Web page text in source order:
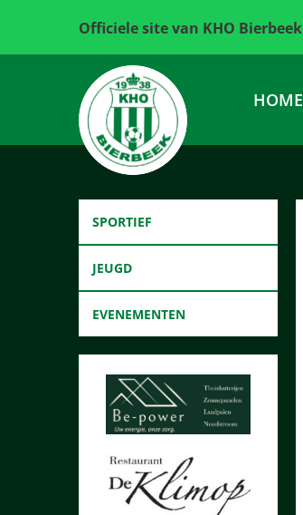
Officiele site van KHO Bierbeek
HOME
SPORTIEF
JEUGD
EVENEMENTEN